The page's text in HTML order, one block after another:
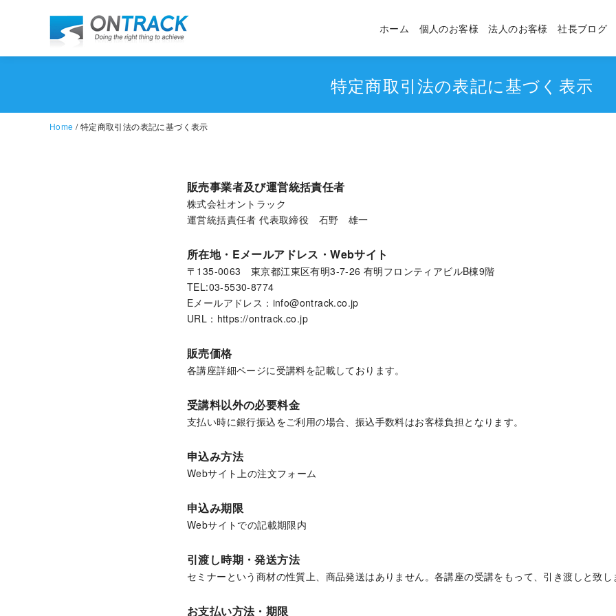
ホーム 個人のお客様 法人のお客様 社長ブログ
特定商取引法の表記に基づく表示
Home / 特定商取引法の表記に基づく表示
販売事業者及び運営統括責任者
株式会社オントラック
運営統括責任者 代表取締役 石野 雄一
所在地・Eメールアドレス・Webサイト
〒135-0063 東京都江東区有明3-7-26 有明フロンティアビルB棟9階
TEL:03-5530-8774
Eメールアドレス：info@ontrack.co.jp
URL：https://ontrack.co.jp
販売価格
各講座詳細ページに受講料を記載しております。
受講料以外の必要料金
支払い時に銀行振込をご利用の場合、振込手数料はお客様負担となります。
申込み方法
Webサイト上の注文フォーム
申込み期限
Webサイトでの記載期限内
引渡し時期・発送方法
セミナーという商材の性質上、商品発送はありません。各講座の受講をもって、引き渡しと致し
お支払い方法・期限